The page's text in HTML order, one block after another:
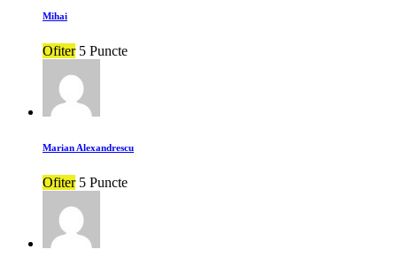
Mihai
Ofiter 5 Puncte
Marian Alexandrescu
Ofiter 5 Puncte